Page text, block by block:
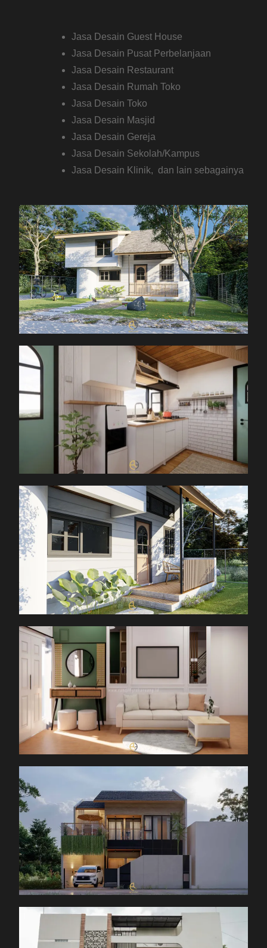
Jasa Desain Guest House
Jasa Desain Pusat Perbelanjaan
Jasa Desain Restaurant
Jasa Desain Rumah Toko
Jasa Desain Toko
Jasa Desain Masjid
Jasa Desain Gereja
Jasa Desain Sekolah/Kampus
Jasa Desain Klinik, dan lain sebagainya